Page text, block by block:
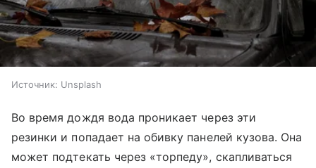
Источник: Unsplash
Во время дождя вода проникает через эти
резинки и попадает на обивку панелей кузова. Она
может подтекать через «торпеду», скапливаться